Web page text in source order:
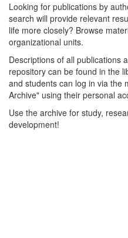
Looking for publications by
search will provide relevant
life more closely? Browse
organizational units.
Descriptions of all publications
repository can be found in the
and students can log in via the
Archive" using their personal
Use the archive for study,
development!